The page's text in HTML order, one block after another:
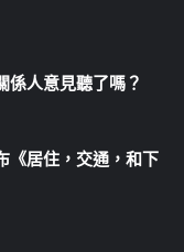
人意見聽了嗎？
《居住，交通，和下